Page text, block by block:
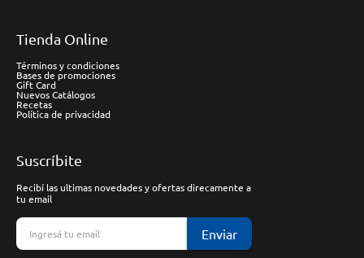
Tienda Online
Términos y condiciones
Bases de promociones
Gift Card
Nuevos Catálogos
Recetas
Política de privacidad
Suscríbite
Recibí las ultimas novedades y ofertas direcamente a
tu email
Enviar